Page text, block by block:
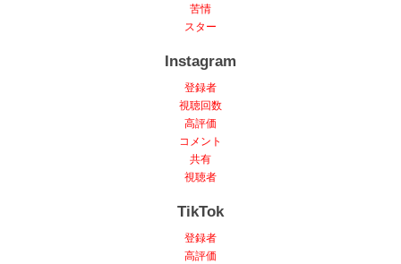
苦情
スター
Instagram
登録者
視聴回数
高評価
コメント
共有
視聴者
TikTok
登録者
高評価